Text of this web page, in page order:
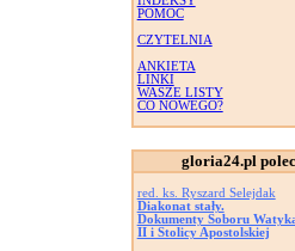
POMOC
CZYTELNIA
ANKIETA
LINKI
WASZE LISTY
CO NOWEGO?
gloria24.pl
red. ks. Ryszard Selejdak
Diakonat stały.
Dokumenty Soboru
II i Stolicy Apostolskiej